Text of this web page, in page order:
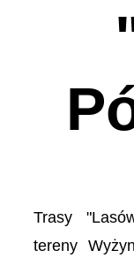
Trasy
tereny